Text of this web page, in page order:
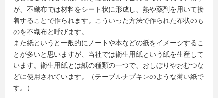
が、不織布では材料をシート状に形成し、熱や薬剤を用いて接
着することで作られます。こういった方法で作られた布状のも
のを不織布と呼びます。
また紙というと一般的にノートや本などの紙をイメージするこ
とが多いと思いますが、当社では衛生用紙という紙を生産して
います。衛生用紙とは紙の種類の一つで、おしぼりやおむつな
どに使用されています。（テーブルナプキンのような薄い紙で
す。）